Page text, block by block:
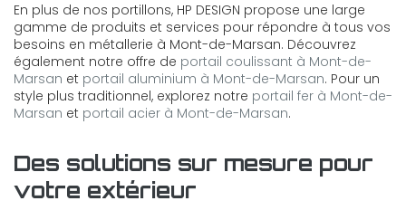
En plus de nos portillons, HP DESIGN propose une large
gamme de produits et services pour répondre à tous vos
besoins en métallerie à Mont-de-Marsan. Découvrez
également notre offre de portail coulissant à Mont-de-
Marsan et portail aluminium à Mont-de-Marsan. Pour un
style plus traditionnel, explorez notre portail fer à Mont-de-
Marsan et portail acier à Mont-de-Marsan.
Des solutions sur mesure pour
votre extérieur